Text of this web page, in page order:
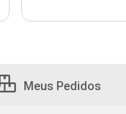
Meus Pedidos